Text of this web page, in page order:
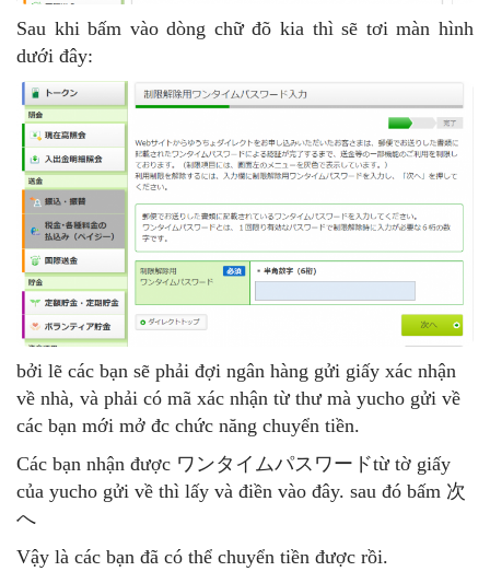
Sau khi bấm vào dòng chữ đõ kia thì sẽ tơi màn hình
dưới đây:
bởi lẽ các bạn sẽ phải đợi ngân hàng gửi giấy xác nhận
về nhà, và phải có mã xác nhận từ thư mà yucho gửi về
các bạn mới mở đc chức năng chuyển tiền.
Các bạn nhận được ワンタイムパスワードtừ tờ giấy
của yucho gửi về thì lấy và điền vào đây. sau đó bấm 次
へ
Vậy là các bạn đã có thể chuyển tiền được rồi.